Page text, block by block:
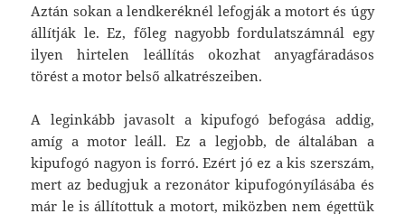
Aztán sokan a lendkeréknél lefogják a motort és úgy
állítják le. Ez, főleg nagyobb fordulatszámnál egy
ilyen hirtelen leállítás okozhat anyagfáradásos
törést a motor belső alkatrészeiben.
A leginkább javasolt a kipufogó befogása addig,
amíg a motor leáll. Ez a legjobb, de általában a
kipufogó nagyon is forró. Ezért jó ez a kis szerszám,
mert az bedugjuk a rezonátor kipufogónyílásába és
már le is állítottuk a motort, miközben nem égettük